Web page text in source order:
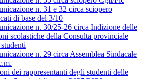
n. 31 e 32 circa sciopero
di base del 3/10
n. 30/25-26 circa Indizione delle
scolastiche della Consulta provinciale
n. 29 circa Assemblea Sindacale
dei rappresentanti degli studenti delle